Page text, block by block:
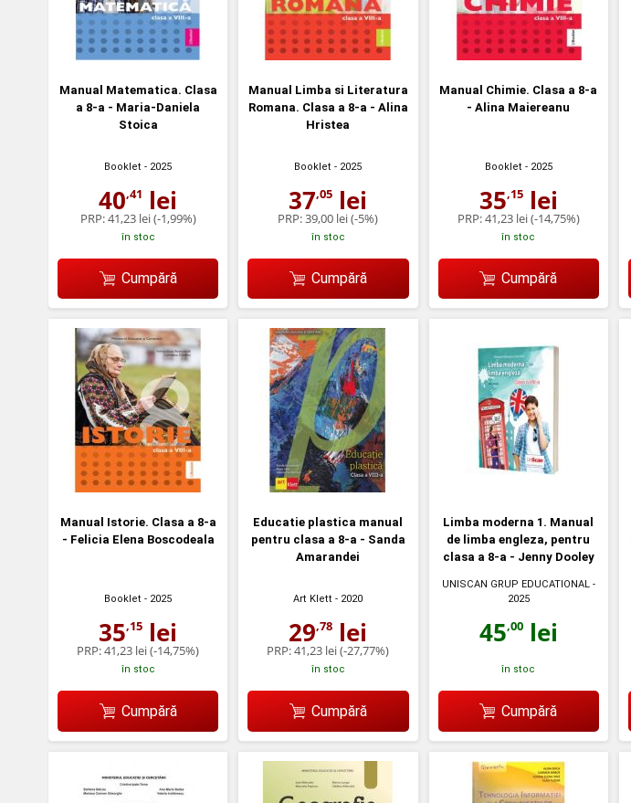
Manual Matematica. Clasa
a 8-a - Maria-Daniela
Stoica
Booklet - 2025
40,41 lei
PRP:41,23 lei(-1,99%)
în stoc
Cumpără
Manual Limba si Literatura
Romana. Clasa a 8-a - Alina
Hristea
Booklet - 2025
37,05 lei
PRP:39,00 lei(-5%)
în stoc
Cumpără
Manual Chimie. Clasa a 8-a
- Alina Maiereanu
Booklet - 2025
35,15lei
PRP:41,23 lei(-14,75%)
în stoc
Cumpără
Manual Istorie. Clasa a 8-a
- Felicia Elena Boscodeala
Booklet - 2025
35,15 lei
PRP:41,23 lei(-14,75%)
în stoc
Cumpără
Educatie plastica manual
pentru clasa a 8-a - Sanda
Amarandei
Art Klett - 2020
29,78 lei
PRP:41,23 lei(-27,77%)
în stoc
Cumpără
Limba moderna 1. Manual
de limba engleza, pentru
clasa a 8-a - Jenny Dooley
UNISCAN GRUP EDUCATIONAL-
2025
45,00lei
în stoc
Cumpără